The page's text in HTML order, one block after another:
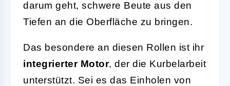
darum geht, schwere Beute aus den
Tiefen an die Oberfläche zu bringen.
Das besondere an diesen Rollen ist ihr
integrierter Motor, der die Kurbelarbeit
unterstützt. Sei es das Einholen von